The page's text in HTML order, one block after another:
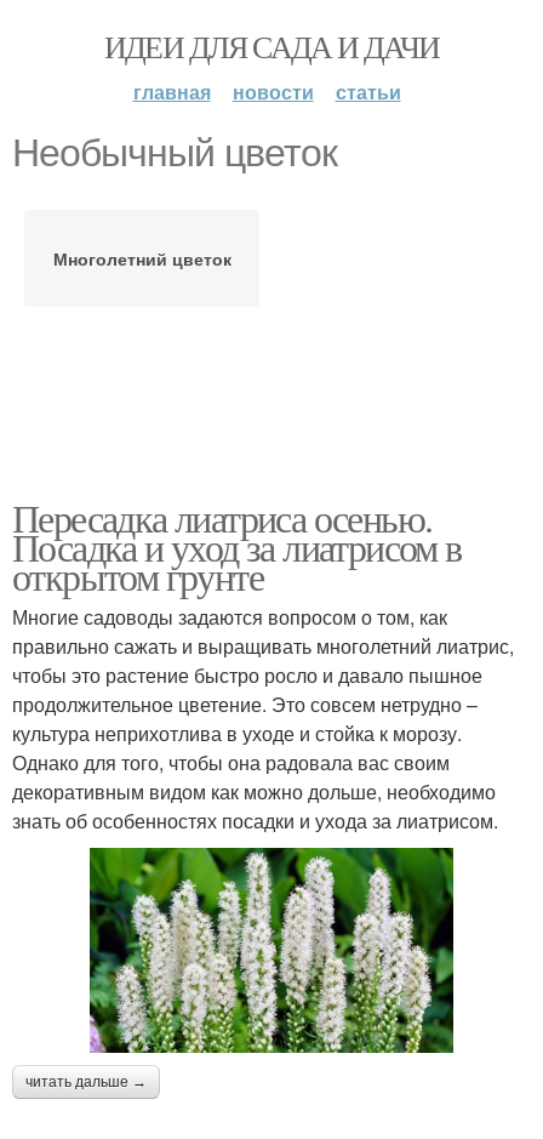
ИДЕИ ДЛЯ САДА И ДАЧИ
главная новости статьи
Необычный цветок
Многолетний цветок
Пересадка лиатриса осенью.
Посадка и уход за лиатрисом в
открытом грунте
Многие садоводы задаются вопросом о том, как
правильно сажать и выращивать многолетний лиатрис,
чтобы это растение быстро росло и давало пышное
продолжительное цветение. Это совсем нетрудно –
культура неприхотлива в уходе и стойка к морозу.
Однако для того, чтобы она радовала вас своим
декоративным видом как можно дольше, необходимо
знать об особенностях посадки и ухода за лиатрисом.
читать дальше →